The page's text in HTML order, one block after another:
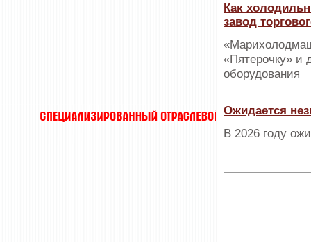
Как
завод
«Пятерочку» и
оборудования
Ожидается
В 2026 году